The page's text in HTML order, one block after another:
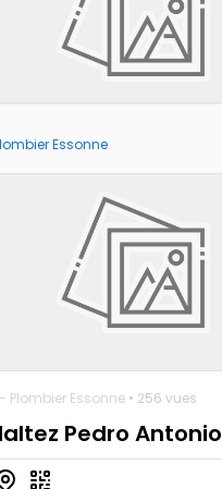
Essonne
Plombier Essonne • 256 vues
Pedro Antonio